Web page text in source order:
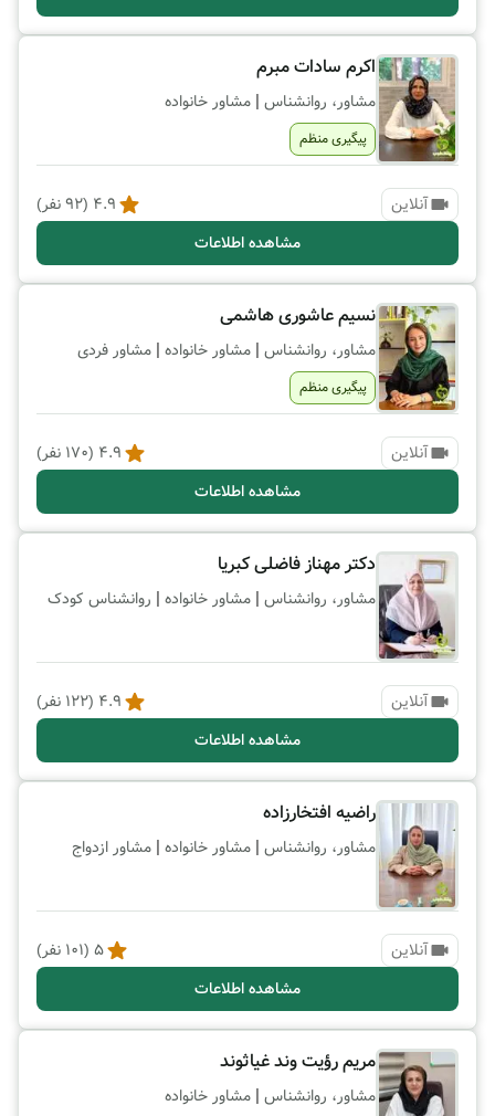
اکرم سادات مبرم
مشاور، روانشناس | مشاور خانواده
پیگیری منظم
آنلاین 4.9
(
92نفر)
مشاهده اطلاعات
نسیم عاشوری هاشمی
مشاور، روانشناس | مشاور خانواده | مشاور فردی
پیگیری منظم
آنلاین 4.9
(
170 نفر)
مشاهده اطلاعات
دکتر مهناز فاضلی کبریا
مشاور، روانشناس | مشاور خانواده | روانشناس کودک
آنلاین 4.9
(
122 نفر)
مشاهده اطلاعات
راضیه افتخارزاده
مشاور، روانشناس | مشاور خانواده | مشاور ازدواج
آنلاین 5
(
101 نفر)
مشاهده اطلاعات
مریم رؤیت وند غیاثوند
مشاور، روانشناس | مشاور خانواده